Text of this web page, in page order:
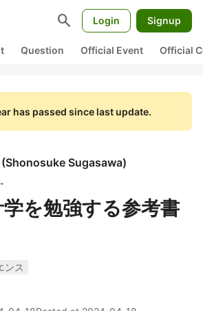
search Login Signup
Question Official Event Official
has passed since last update.
(Shonosuke Sugasawa)
を勉強する参考書
ンス